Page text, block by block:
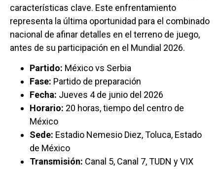
características clave. Este enfrentamiento
representa la última oportunidad para el combinado
nacional de afinar detalles en el terreno de juego,
antes de su participación en el Mundial 2026.
Partido: México vs Serbia
Fase: Partido de preparación
Fecha: Jueves 4 de junio del 2026
Horario: 20 horas, tiempo del centro de
México
Sede: Estadio Nemesio Diez, Toluca, Estado
de México
Transmisión: Canal 5, Canal 7, TUDN y VIX